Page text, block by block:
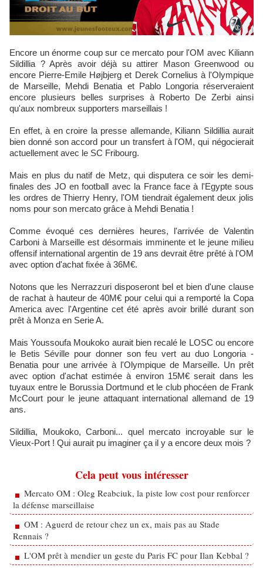
Encore un énorme coup sur ce mercato pour l'OM avec Kiliann
Sildillia ? Après avoir déjà su attirer Mason Greenwood ou
encore Pierre-Emile Højbjerg et Derek Cornelius à l'Olympique
de Marseille, Mehdi Benatia et Pablo Longoria réserveraient
encore plusieurs belles surprises à Roberto De Zerbi ainsi
qu'aux nombreux supporters marseillais !
En effet, à en croire la presse allemande, Kiliann Sildillia aurait
bien donné son accord pour un transfert à l'OM, qui négocierait
actuellement avec le SC Fribourg.
Mais en plus du natif de Metz, qui disputera ce soir les demi-
finales des JO en football avec la France face à l'Egypte sous
les ordres de Thierry Henry, l'OM tiendrait également deux jolis
noms pour son mercato grâce à Mehdi Benatia !
Comme évoqué ces dernières heures, l'arrivée de Valentin
Carboni à Marseille est désormais imminente et le jeune milieu
offensif international argentin de 19 ans devrait être prêté à l'OM
avec option d'achat fixée à 36M€.
Notons que les Nerrazzuri disposeront bel et bien d'une clause
de rachat à hauteur de 40M€ pour celui qui a remporté la Copa
America avec l'Argentine cet été après avoir brillé durant son
prêt à Monza en Serie A.
Mais Youssoufa Moukoko aurait bien recalé le LOSC ou encore
le Betis Séville pour donner son feu vert au duo Longoria -
Benatia pour une arrivée à l'Olympique de Marseille. Un prêt
avec option d'achat estimée à environ 15M€ serait dans les
tuyaux entre le Borussia Dortmund et le club phocéen de Frank
McCourt pour le jeune attaquant international allemand de 19
ans.
Sildillia, Moukoko, Carboni... quel mercato incroyable sur le
Vieux-Port ! Qui aurait pu imaginer ça il y a encore deux mois ?
Cela peut vous intéresser
Mercato OM : Oleg Reabciuk, la piste low cost pour renforcer
la défense marseillaise
OM : Aguerd de retour chez un ex, mais pas au Stade
Rennais ?
L'OM prêt à mendier un geste du Paris FC pour Ilan Kebbal ?